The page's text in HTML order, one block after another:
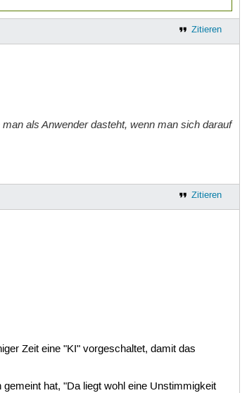
Zitieren
als Anwender dasteht, wenn man sich darauf
Zitieren
Zeit eine "KI" vorgeschaltet, damit das
hat, "Da liegt wohl eine Unstimmigkeit